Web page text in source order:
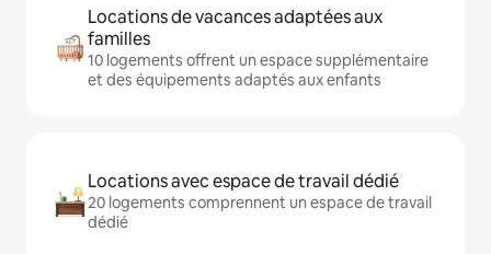
Locations de vacances adaptées aux
familles
10 logements offrent un espace supplémentaire
et des équipements adaptés aux enfants
Locations avec espace de travail dédié
20 logements comprennent un espace de travail
dédié